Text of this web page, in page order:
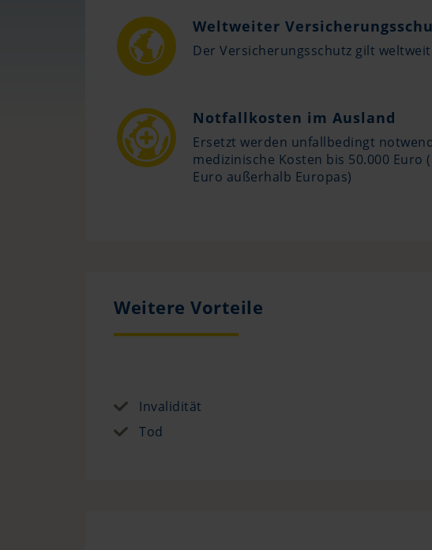
Weltweiter
Der Versicherungsschutz gilt weltweit
Notfallkosten im Ausland
Ersetzt werden unfallbedingt
medizinische Kosten bis 50.000 Euro
Euro außerhalb Europas)
Weitere Vorteile
Invalidität
Tod